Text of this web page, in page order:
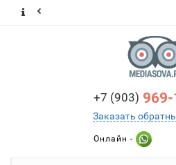
+7 (903)
Заказать
Онлайн -